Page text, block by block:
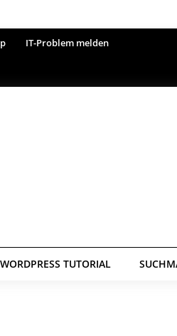
IT-Problem melden
WORDPRESS TUTORIAL